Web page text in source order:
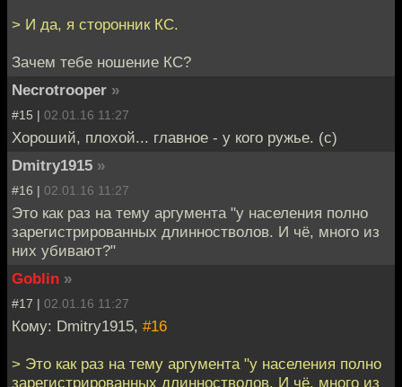
> И да, я сторонник КС.
Зачем тебе ношение КС?
Necrotrooper »
#15 | 02.01.16 11:27
Хороший, плохой... главное - у кого ружье. (с)
Dmitry1915 »
#16 | 02.01.16 11:27
Это как раз на тему аргумента "у населения полно
зарегистрированных длинностволов. И чё, много из
них убивают?"
Goblin »
#17 | 02.01.16 11:27
Кому: Dmitry1915, #16
> Это как раз на тему аргумента "у населения полно
зарегистрированных длинностволов. И чё, много из